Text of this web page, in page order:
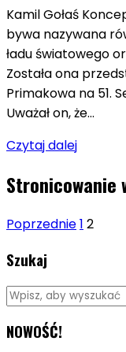
Kamil Gołaś
bywa nazywana
ładu światowego
Została ona
Primakowa na 51.
Uważał on, że…
Czytaj dalej
Stronicowanie
Poprzednie1 2
Szukaj
NOWOŚĆ!